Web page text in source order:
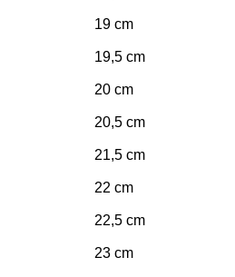
cm
cm
cm
cm
cm
cm
cm
cm